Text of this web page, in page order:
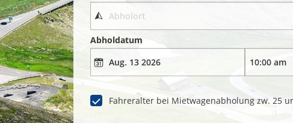
Abholdatum
Fahreralter bei Mietwagenabholung zw. 25